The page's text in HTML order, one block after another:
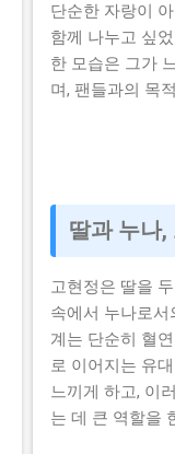
단순한 자랑이
함께 나누고 싶
한 모습은 그가
며, 팬들과의 목
딸과 누나,
고현정은 딸을
속에서 누나로
계는 단순히 혈
로 이어지는 유
느끼게 하고, 이
는 데 큰 역할을